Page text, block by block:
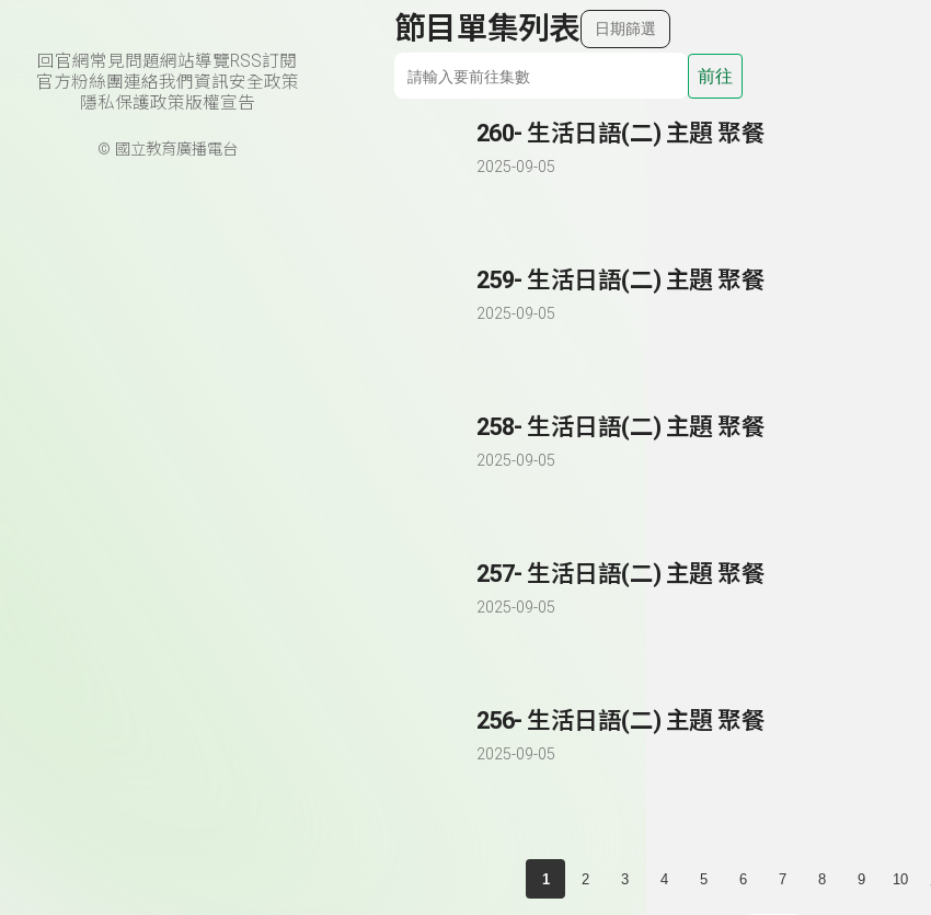
回官網常見問題網站導覽RSS訂閱
官方粉絲團連絡我們 資訊安全政策
隱私保護政策版權宣告
© 國立教育廣播電台
節目單集列表 日期篩選
前往
260- 生活日語(二) 主題 聚餐
2025-09-05
259- 生活日語(二) 主題 聚餐
2025-09-05
258- 生活日語(二) 主題 聚餐
2025-09-05
257- 生活日語(二) 主題 聚餐
2025-09-05
256- 生活日語(二) 主題 聚餐
2025-09-05
1 2 3 4 5 6 7 8 9 10